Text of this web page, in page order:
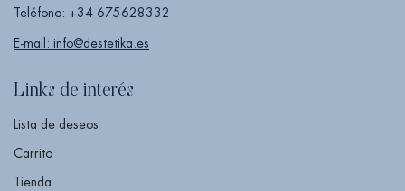
Teléfono: +34 675628332
E-mail: info@destetika.es
Links de interés
Lista de deseos
Carrito
Tienda